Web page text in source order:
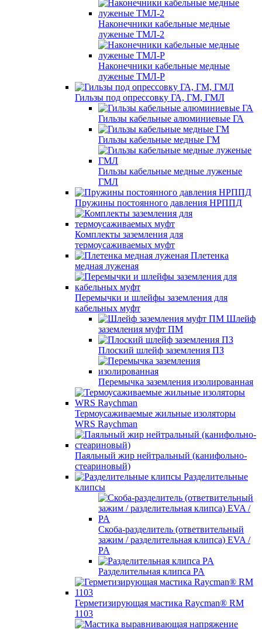
Наконечники кабельные медные
луженые ТМЛ-2
Наконечники кабельные медные
луженые ТМЛ-Р
Гильзы под опрессовку ГА, ГМ, ГМЛ
Гильзы кабельные алюминиевые ГА
Гильзы кабельные медные ГМ
Гильзы кабельные медные луженые
ГМЛ
Пружины постоянного давления НРППД
Комплекты заземления для
термоусаживаемых муфт
Плетенка
медная луженая
Перемычки и шлейфы заземления для
кабельных муфт
Шлейф
заземления муфт ПМ
Плоский шлейф заземления ПЗ
Перемычка заземления изолированная
Термоусаживаемые жильные изоляторы
WRS Raychman
Паяльный жир нейтральный (канифольно-
стеариновый)
Разделительные
клипсы
Скоба-разделитель (ответвительный
зажим / разделительная клипса) EVA /
PA
Разделительная клипса PA
Герметизирующая мастика Raycman® RM
1103